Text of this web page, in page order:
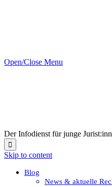
Open/Close Menu
Der Infodienst für junge

Skip to content
Blog
News & aktuelle